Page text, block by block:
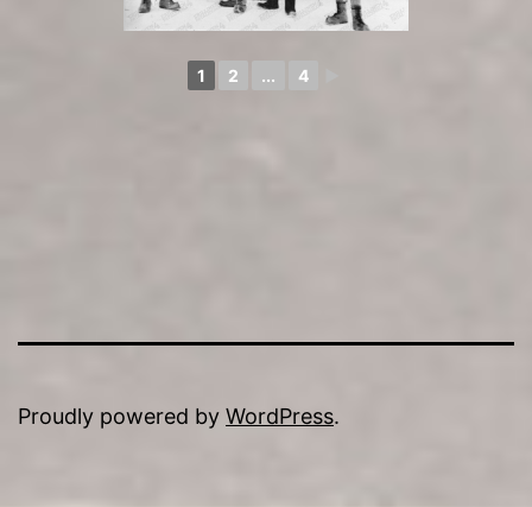
1 2 ... 4
Proudly powered by WordPress.